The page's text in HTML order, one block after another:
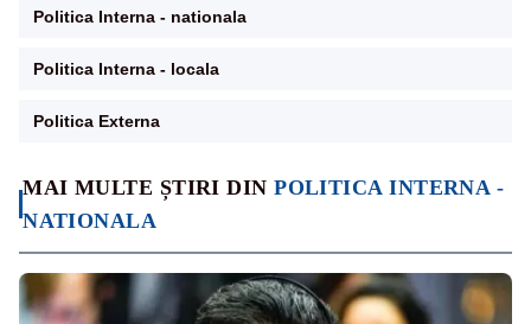
MAI MULTE ȘTIRI DINPOLITICA INTERNA -
NATIONALA
Politica Interna - nationala
Politica Interna - locala
Politica Externa